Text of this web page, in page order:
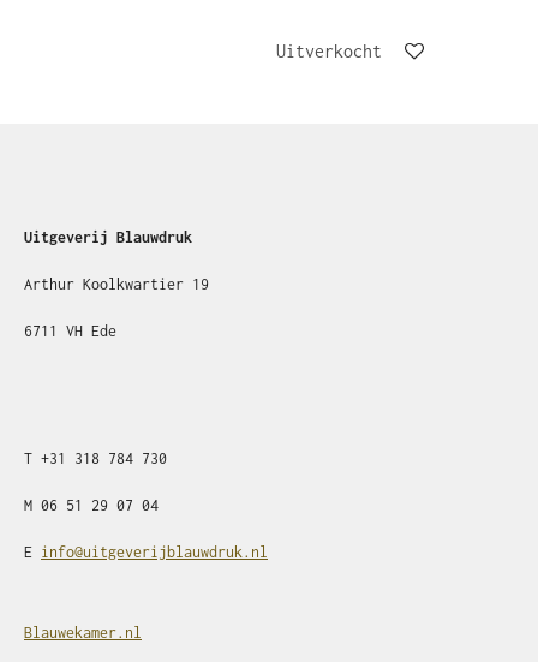
Uitverkocht
Uitgeverij Blauwdruk
Arthur Koolkwartier 19
6711 VH Ede
T +31 318 784 730
M 06 51 29 07 04
E info@uitgeverijblauwdruk.nl
Blauwekamer.nl